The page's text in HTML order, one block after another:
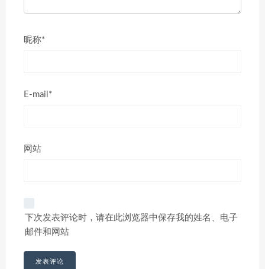
昵称*
E-mail*
网站
下次发表评论时，请在此浏览器中保存我的姓名、电子
邮件和网站